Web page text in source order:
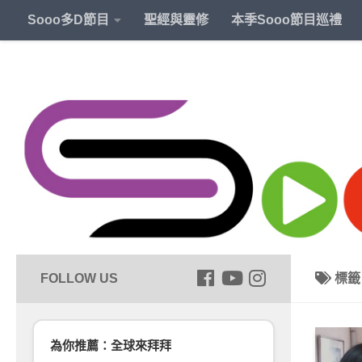
Sooo多D節目 聖經與靈修 本季Sooo節目巡禮
標
為你推薦：全球來拜拜